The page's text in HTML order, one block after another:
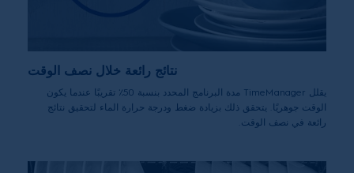
نتائج رائعة خلال نصف الوقت
يقلل TimeManager مدة البرنامج المحدد بنسبة 50٪ تقريبًا عندما يكون
الوقت جوهريًا. يتحقق ذلك بزيادة ضغط ودرجة حرارة الماء لتحقيق نتائج
رائعة في نصف الوقت.